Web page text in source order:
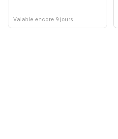
Valable encore 9 jours